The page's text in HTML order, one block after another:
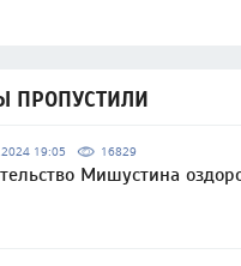
ПРОПУСТИЛИ
19:05 16829
Мишустина